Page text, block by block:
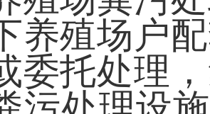
养殖场户
委托处理